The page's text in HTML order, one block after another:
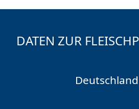
DATEN ZUR
Deutschland